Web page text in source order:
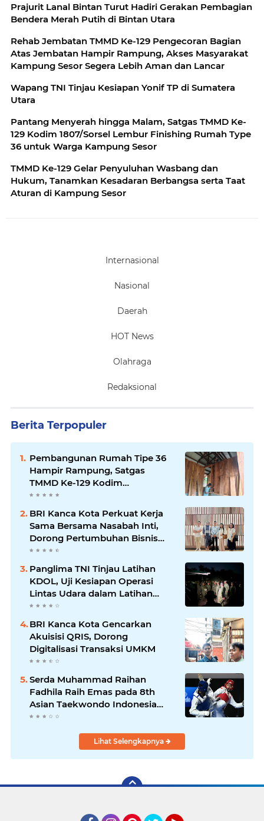
Prajurit Lanal Bintan Turut Hadiri Gerakan Pembagian
Bendera Merah Putih di Bintan Utara
Rehab Jembatan TMMD Ke-129 Pengecoran Bagian
Atas Jembatan Hampir Rampung, Akses Masyarakat
Kampung Sesor Segera Lebih Aman dan Lancar
Wapang TNI Tinjau Kesiapan Yonif TP di Sumatera
Utara
Pantang Menyerah hingga Malam, Satgas TMMD Ke-
129 Kodim 1807/Sorsel Lembur Finishing Rumah Type
36 untuk Warga Kampung Sesor
TMMD Ke-129 Gelar Penyuluhan Wasbang dan
Hukum, Tanamkan Kesadaran Berbangsa serta Taat
Aturan di Kampung Sesor
Internasional
Nasional
Daerah
HOT News
Olahraga
Redaksional
Berita Terpopuler
Pembangunan Rumah Tipe 36
Hampir Rampung, Satgas
TMMD Ke-129 Kodim
1807/Sorong Selatan Wujudkan
BRI Kanca Kota Perkuat Kerja
Sama Bersama Nasabah Inti,
Dorong Pertumbuhan Bisnis
Berkelanjutan
Panglima TNI Tinjau Latihan
KDOL, Uji Kesiapan Operasi
Lintas Udara dalam Latihan
Terintegrasi TNI 2026
BRI Kanca Kota Gencarkan
Akuisisi QRIS, Dorong
Digitalisasi Transaksi UMKM
Serda Muhammad Raihan
Fadhila Raih Emas pada 8th
Asian Taekwondo Indonesia
Open Championship 2026*
Lihat Selengkapnya